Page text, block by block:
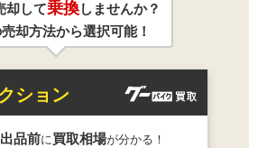
却して乗換しませんか？
却方法から選択可能！
ション
出品前に買取相場が分かる！